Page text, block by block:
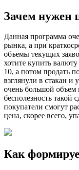
Зачем нужен
Данная программа
рынка, а при
объемы текущих
хотите купить
10, а потом продать
взглянули в стакан и
очень большой объем
бесполезность такой
покупатели смогут
цена, скорее всего,
Как